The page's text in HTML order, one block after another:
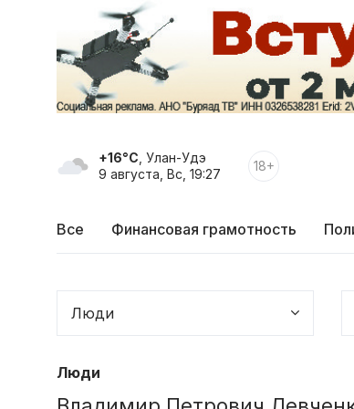
+16°C , Улан-Удэ
9 августа, Вс, 19:27
18+
Все Финансовая грамотность
Люди